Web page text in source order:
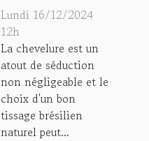
meilleur tissage
brésilien naturel
Lundi 16/12/2024
12h
La chevelure est un
atout de séduction
non négligeable et le
choix d'un bon
tissage brésilien
naturel peut...